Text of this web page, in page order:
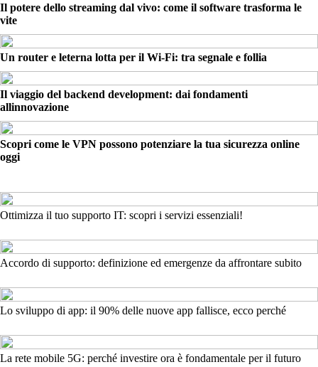
Il potere dello streaming dal vivo: come il software trasforma le
vite
Un router e leterna lotta per il Wi-Fi: tra segnale e follia
Il viaggio del backend development: dai fondamenti
allinnovazione
Scopri come le VPN possono potenziare la tua sicurezza online
oggi
Ottimizza il tuo supporto IT: scopri i servizi essenziali!
Accordo di supporto: definizione ed emergenze da affrontare subito
Lo sviluppo di app: il 90% delle nuove app fallisce, ecco perché
La rete mobile 5G: perché investire ora è fondamentale per il futuro